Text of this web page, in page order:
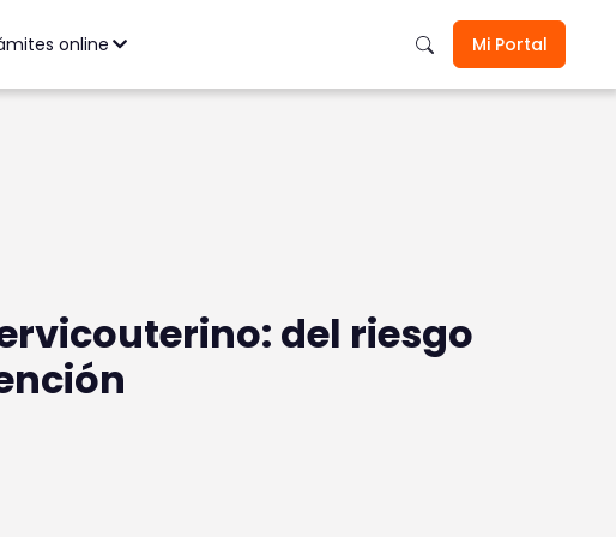
online Mi Portal
los seguros aquí
del riesgo